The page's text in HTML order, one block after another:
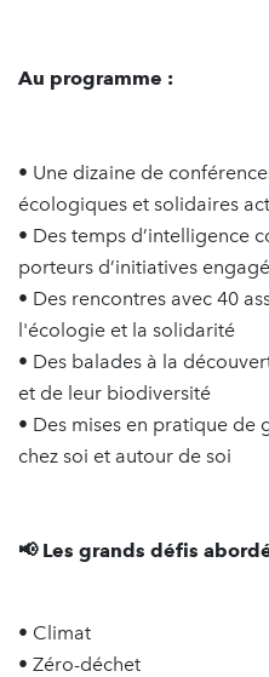
Au programme :
• Une dizaine de
écologiques et solidaires
• Des temps d’intelligence
porteurs d’initiatives
• Des rencontres avec 40
l'écologie et la solidarité
• Des balades à la
et de leur biodiversité
• Des mises en pratique de
chez soi et autour de soi
📢 Les grands défis
• Climat
• Zéro-déchet